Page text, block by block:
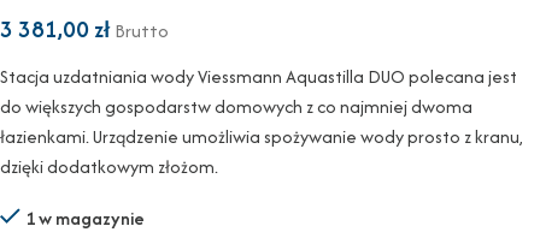
3 381,00zł Brutto
Stacja uzdatniania wody Viessmann Aquastilla DUO polecana jest
do większych gospodarstw domowych z co najmniej dwoma
łazienkami. Urządzenie umożliwia spożywanie wody prosto z kranu,
dzięki dodatkowym złożom.
1 w magazynie